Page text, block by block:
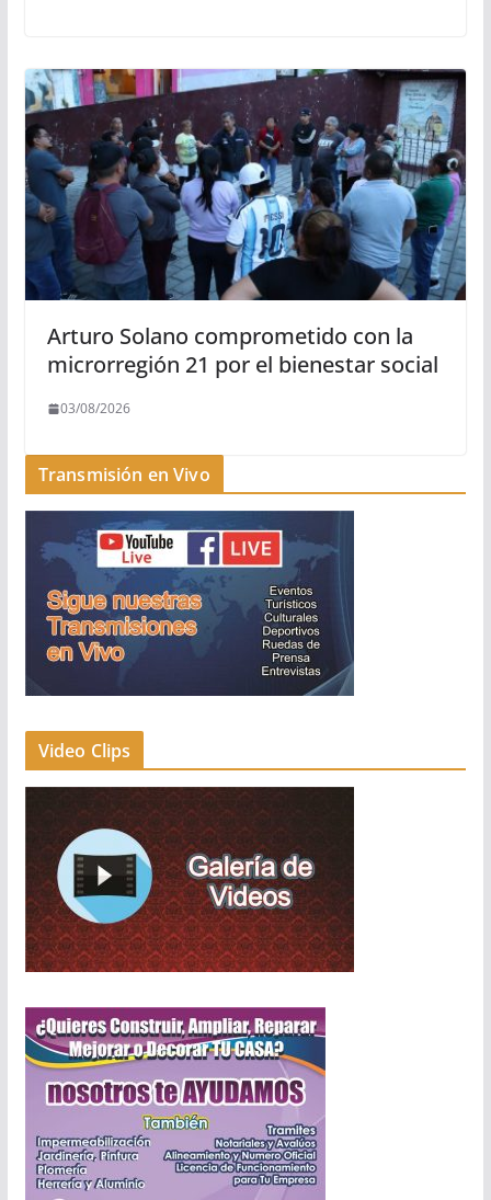
Arturo Solano comprometido con la
microrregión 21 por el bienestar social
03/08/2026
Transmisión en Vivo
Video Clips